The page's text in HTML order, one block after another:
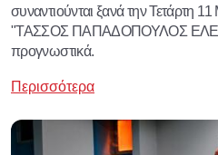
συναντιούνται ξανά την Τετάρτη
"ΤΑΣΣΟΣ ΠΑΠΑΔΟΠΟΥΛΟΣ
προγνωστικά.
Περισσότερα